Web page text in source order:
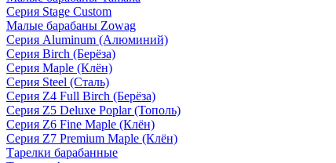
Серия Stage Custom
Малые барабаны Zowag
Серия Aluminum (Алюминий)
Серия Birch (Берёза)
Серия Maple (Клён)
Серия Steel (Сталь)
Серия Z4 Full Birch (Берёза)
Серия Z5 Deluxe Poplar (Тополь)
Серия Z6 Fine Maple (Клён)
Серия Z7 Premium Maple (Клён)
Тарелки барабанные